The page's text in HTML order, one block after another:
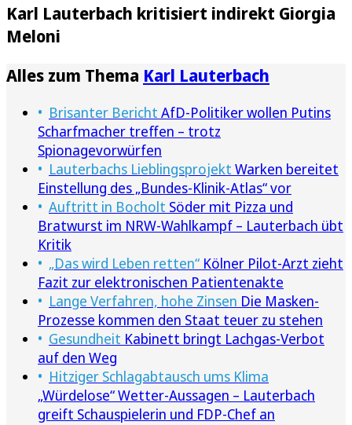
Karl Lauterbach kritisiert indirekt Giorgia
Meloni
Alles zum Thema Karl Lauterbach
Brisanter Bericht AfD-Politiker wollen Putins
Scharfmacher treffen – trotz
Spionagevorwürfen
Lauterbachs Lieblingsprojekt Warken bereitet
Einstellung des „Bundes-Klinik-Atlas“ vor
Auftritt in Bocholt Söder mit Pizza und
Bratwurst im NRW-Wahlkampf – Lauterbach übt
Kritik
„Das wird Leben retten“ Kölner Pilot-Arzt zieht
Fazit zur elektronischen Patientenakte
Lange Verfahren, hohe Zinsen Die Masken-
Prozesse kommen den Staat teuer zu stehen
Gesundheit Kabinett bringt Lachgas-Verbot
auf den Weg
Hitziger Schlagabtausch ums Klima
„Würdelose“ Wetter-Aussagen – Lauterbach
greift Schauspielerin und FDP-Chef an